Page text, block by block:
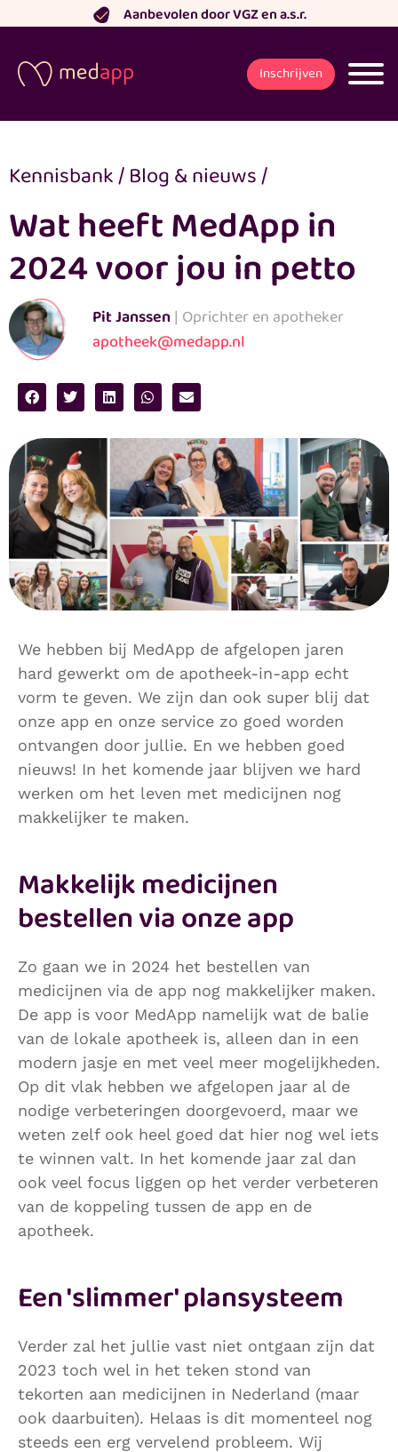
naar
inhoud
Aanbevolen door VGZ en a.s.r.
Inschrijven
Kennisbank/Blog & nieuws/
Wat heeft MedApp in
2024 voor jou in petto
Pit Janssen | Oprichter en apotheker
apotheek@medapp.nl
We hebben bij MedApp de afgelopen jaren
hard gewerkt om de apotheek-in-app echt
vorm te geven. We zijn dan ook super blij dat
onze app en onze service zo goed worden
ontvangen door jullie. En we hebben goed
nieuws! In het komende jaar blijven we hard
werken om het leven met medicijnen nog
makkelijker te maken.
Makkelijk medicijnen
bestellen via onze app
Zo gaan we in 2024 het bestellen van
medicijnen via de app nog makkelijker maken.
De app is voor MedApp namelijk wat de balie
van de lokale apotheek is, alleen dan in een
modern jasje en met veel meer mogelijkheden.
Op dit vlak hebben we afgelopen jaar al de
nodige verbeteringen doorgevoerd, maar we
weten zelf ook heel goed dat hier nog wel iets
te winnen valt. In het komende jaar zal dan
ook veel focus liggen op het verder verbeteren
van de koppeling tussen de app en de
apotheek.
Een 'slimmer' plansysteem
Verder zal het jullie vast niet ontgaan zijn dat
2023 toch wel in het teken stond van
tekorten aan medicijnen in Nederland (maar
ook daarbuiten). Helaas is dit momenteel nog
steeds een erg vervelend probleem. Wij